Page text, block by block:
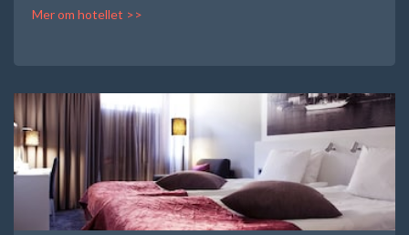
Mer om hotellet >>